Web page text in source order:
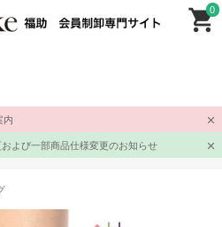
内
および一部商品仕様変更のお知らせ
0